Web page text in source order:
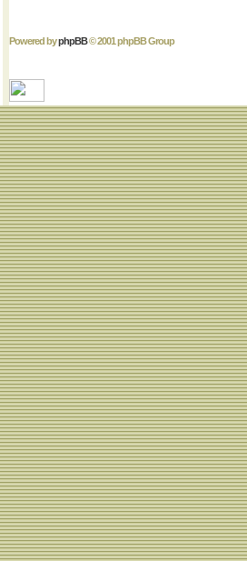
Powered byphpBB© 2001 phpBB Group